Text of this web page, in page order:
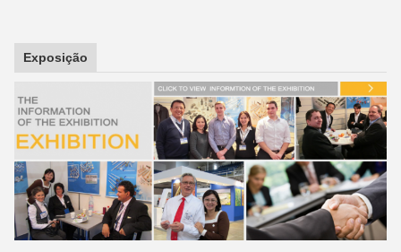
Exposição